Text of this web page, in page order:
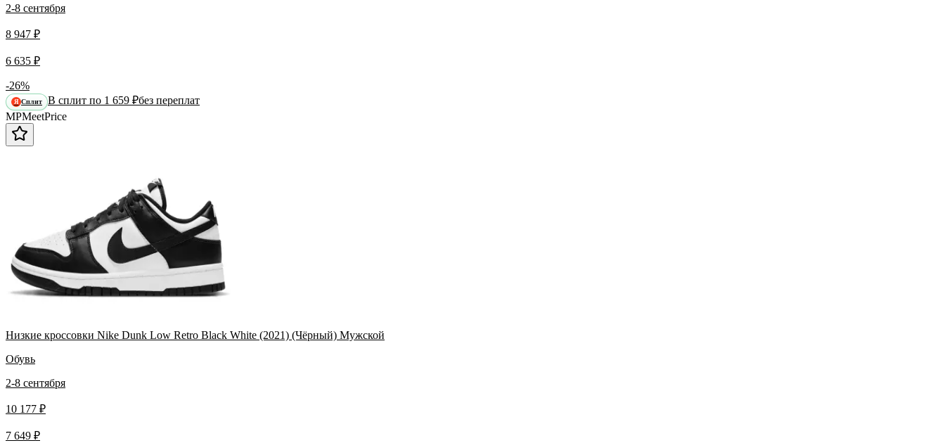
2-8 сентября
8 947 ₽
6 635 ₽
-26%
Я Сплит В сплит по 1 659 ₽без переплат
MPMeetPrice
Низкие кроссовки Nike Dunk Low Retro Black White (2021) (Чёрный) Мужской
Обувь
2-8 сентября
10 177 ₽
7 649 ₽